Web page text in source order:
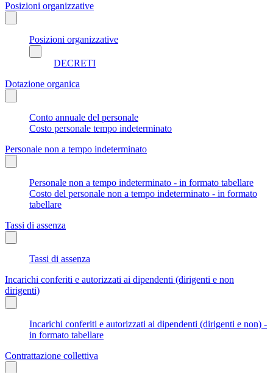
Posizioni organizzative
Posizioni organizzative
DECRETI
Dotazione organica
Conto annuale del personale
Costo personale tempo indeterminato
Personale non a tempo indeterminato
Personale non a tempo indeterminato - in formato tabellare
Costo del personale non a tempo indeterminato - in formato
tabellare
Tassi di assenza
Tassi di assenza
Incarichi conferiti e autorizzati ai dipendenti (dirigenti e non
dirigenti)
Incarichi conferiti e autorizzati ai dipendenti (dirigenti e non) -
in formato tabellare
Contrattazione collettiva